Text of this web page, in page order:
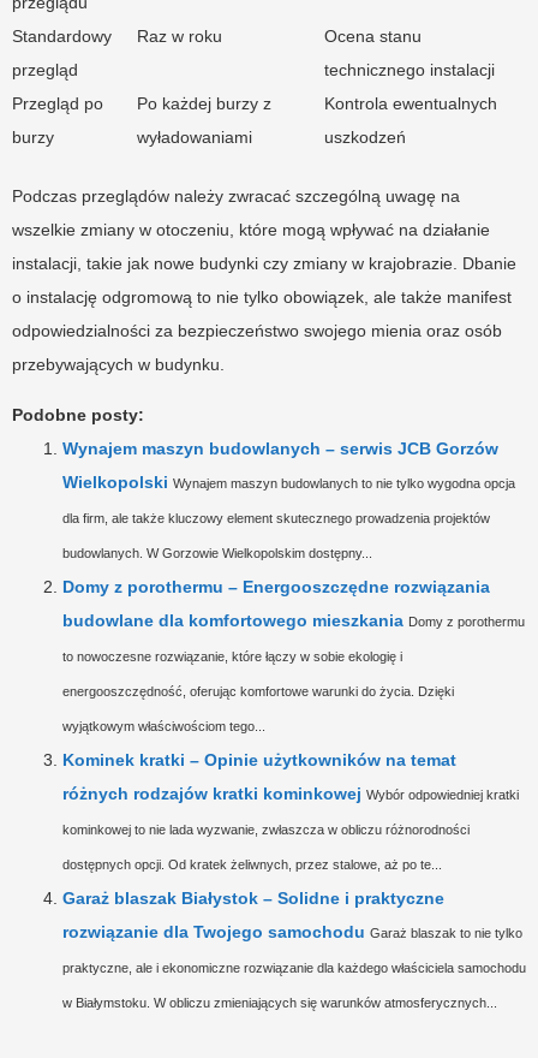
Standardowy
przegląd
Raz w roku
Ocena stanu
technicznego instalacji
Przegląd po
burzy
Po każdej burzy z
wyładowaniami
Kontrola ewentualnych
uszkodzeń
Podczas przeglądów należy zwracać szczególną uwagę na
wszelkie zmiany w otoczeniu, które mogą wpływać na działanie
instalacji, takie jak nowe budynki czy zmiany w krajobrazie. Dbanie
o instalację odgromową to nie tylko obowiązek, ale także manifest
odpowiedzialności za bezpieczeństwo swojego mienia oraz osób
przebywających w budynku.
Podobne posty:
Wynajem maszyn budowlanych – serwis JCB Gorzów
Wielkopolski Wynajem maszyn budowlanych to nie tylko wygodna opcja
dla firm, ale także kluczowy element skutecznego prowadzenia projektów
budowlanych. W Gorzowie Wielkopolskim dostępny...
Domy z porothermu – Energooszczędne rozwiązania
budowlane dla komfortowego mieszkania Domy z porothermu
to nowoczesne rozwiązanie, które łączy w sobie ekologię i
energooszczędność, oferując komfortowe warunki do życia. Dzięki
wyjątkowym właściwościom tego...
Kominek kratki – Opinie użytkowników na temat
różnych rodzajów kratki kominkowej Wybór odpowiedniej kratki
kominkowej to nie lada wyzwanie, zwłaszcza w obliczu różnorodności
dostępnych opcji. Od kratek żeliwnych, przez stalowe, aż po te...
Garaż blaszak Białystok – Solidne i praktyczne
rozwiązanie dla Twojego samochodu Garaż blaszak to nie tylko
praktyczne, ale i ekonomiczne rozwiązanie dla każdego właściciela samochodu
w Białymstoku. W obliczu zmieniających się warunków atmosferycznych...